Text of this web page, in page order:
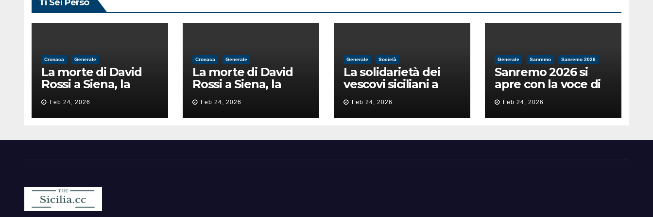
Ti Sei Perso
Cronaca Generale
La morte di David
Rossi a Siena, la
perizia lancia la
pista di
un’intimidazione
Feb 24, 2026
Cronaca Generale
La morte di David
Rossi a Siena, la
perizia lancia la
pista di
un’intimidazione
Feb 24, 2026
Generale Società
La solidarietà dei
vescovi siciliani a
Lorefice: «Ha difeso
il valore e la dignità
dell’umanità»
Feb 24, 2026
Generale Sanremo Sanremo 2026
Sanremo 2026 si
apre con la voce di
Pippo Baudo
Feb 24, 2026